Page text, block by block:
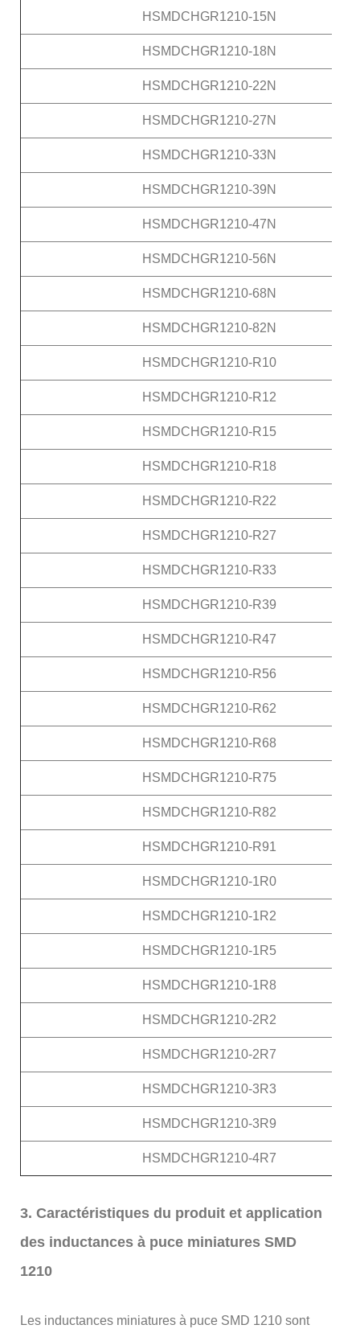
HSMDCHGR1210-15N
HSMDCHGR1210-18N
HSMDCHGR1210-22N
HSMDCHGR1210-27N
HSMDCHGR1210-33N
HSMDCHGR1210-39N
HSMDCHGR1210-47N
HSMDCHGR1210-56N
HSMDCHGR1210-68N
HSMDCHGR1210-82N
HSMDCHGR1210-R10
HSMDCHGR1210-R12
HSMDCHGR1210-R15
HSMDCHGR1210-R18
HSMDCHGR1210-R22
HSMDCHGR1210-R27
HSMDCHGR1210-R33
HSMDCHGR1210-R39
HSMDCHGR1210-R47
HSMDCHGR1210-R56
HSMDCHGR1210-R62
HSMDCHGR1210-R68
HSMDCHGR1210-R75
HSMDCHGR1210-R82
HSMDCHGR1210-R91
HSMDCHGR1210-1R0
HSMDCHGR1210-1R2
HSMDCHGR1210-1R5
HSMDCHGR1210-1R8
HSMDCHGR1210-2R2
HSMDCHGR1210-2R7
HSMDCHGR1210-3R3
HSMDCHGR1210-3R9
HSMDCHGR1210-4R7
3. Caractéristiques du produit et application
des inductances à puce miniatures SMD
1210
Les inductances miniatures à puce SMD 1210 sont